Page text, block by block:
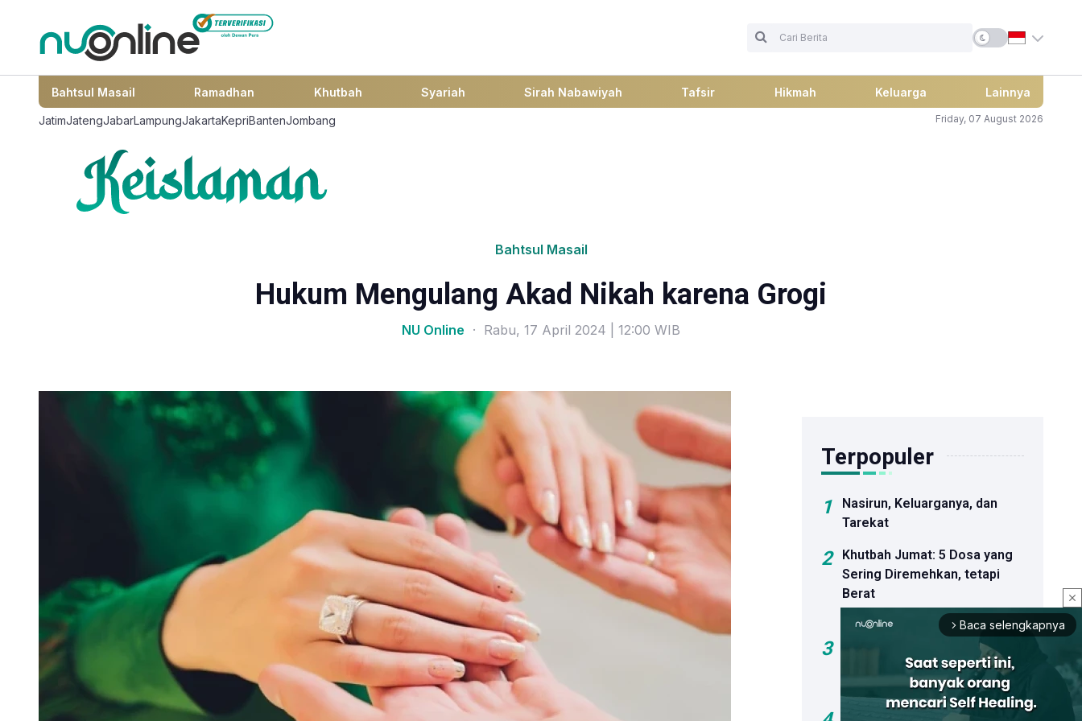
Bahtsul Masail Ramadhan Khutbah Syariah Sirah Nabawiyah Tafsir Hikmah Keluarga Lainnya
JatimJatengJabarLampungJakartaKepriBantenJombang Friday, 07 August 2026
Bahtsul Masail
Hukum Mengulang Akad Nikah karena Grogi
NU Online · Rabu, 17 April 2024 | 12:00 WIB
close
arrow_forward_ios Baca selengkapnya
Terpopuler
1
Nasirun, Keluarganya, dan
Tarekat
2
Khutbah Jumat: 5 Dosa yang
Sering Diremehkan, tetapi
Berat
Pertanggungjawabannya
3
Khutbah Jumat: Bahaya Hoaks
dan Dosa Menyebar Informasi
Palsu
Sejumlah Bakal Calon Ketua